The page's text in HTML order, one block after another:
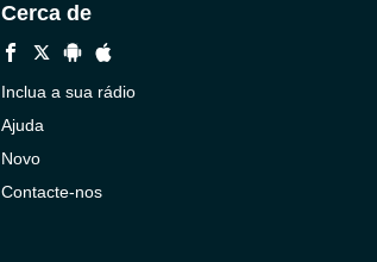
Cerca de
Inclua a sua rádio
Ajuda
Novo
Contacte-nos